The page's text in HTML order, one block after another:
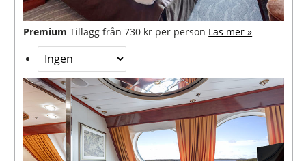
Premium Tillägg från 730 kr per person Läs mer »